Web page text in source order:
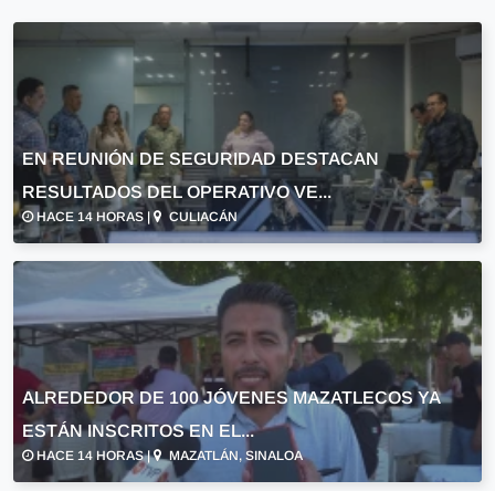
EN REUNIÓN DE SEGURIDAD DESTACAN
RESULTADOS DEL OPERATIVO VE...
HACE 14 HORAS | CULIACÁN
ALREDEDOR DE 100 JÓVENES MAZATLECOS YA
ESTÁN INSCRITOS EN EL...
HACE 14 HORAS | MAZATLÁN, SINALOA